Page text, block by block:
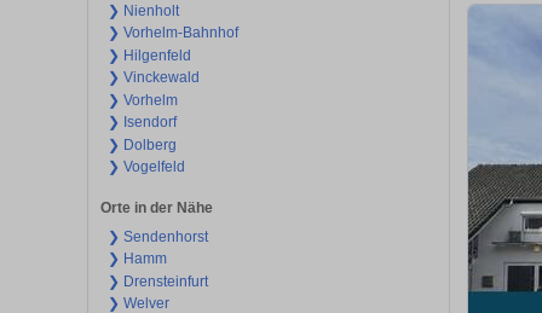
❯ Nienholt
❯ Vorhelm-Bahnhof
❯ Hilgenfeld
❯ Vinckewald
❯ Vorhelm
❯ Isendorf
❯ Dolberg
❯ Vogelfeld
Orte in der Nähe
❯ Sendenhorst
❯ Hamm
❯ Drensteinfurt
❯ Welver